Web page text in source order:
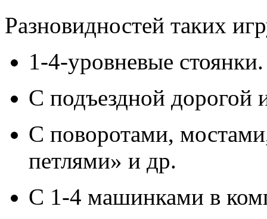
Разновидностей таких
1-4-уровневые стоянки.
С подъездной дорогой
С поворотами,
петлями» и др.
С 1-4 машинками в